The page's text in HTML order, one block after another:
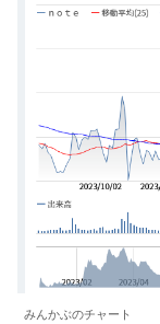
みんかぶのチャート